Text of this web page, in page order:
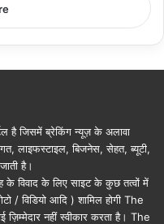
है जिसमें ब्रेकिंग न्यूज़ के अलावा
लाइफस्टाइल, बिजनेस, सेहत, ब्यूटी,
है।
के विवाद के लिए साइट के कुछ तत्वों में
/ विडियो आदि ) शामिल होगी The
नहीं स्वीकार करता है। The